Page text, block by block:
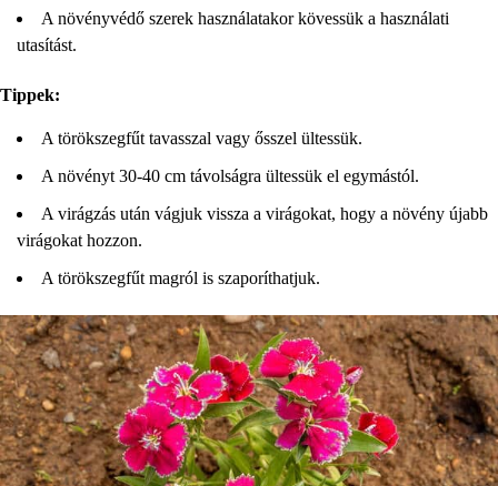
A növényvédő szerek használatakor kövessük a használati
utasítást.
Tippek:
A törökszegfűt tavasszal vagy ősszel ültessük.
A növényt 30-40 cm távolságra ültessük el egymástól.
A virágzás után vágjuk vissza a virágokat, hogy a növény újabb
virágokat hozzon.
A törökszegfűt magról is szaporíthatjuk.